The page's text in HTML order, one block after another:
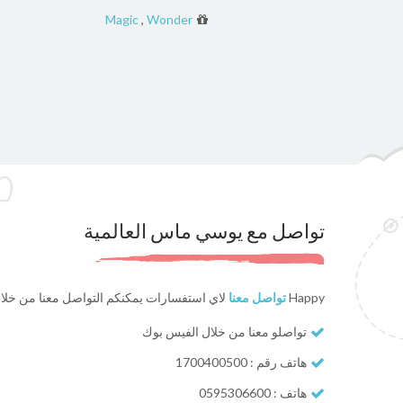
Magic, Wonder
تواصل مع يوسي ماس العالمية
Happyتواصل معنا لاي استفسارات يمكنكم التواصل معنا من
تواصلو معنا من خلال الفيس بوك
هاتف رقم : 1700400500
هاتف : 0595306600